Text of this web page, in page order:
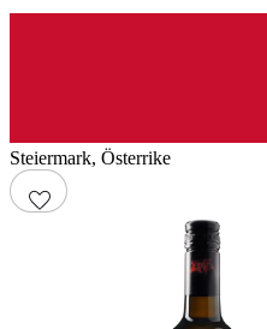
Steiermark, Österrike